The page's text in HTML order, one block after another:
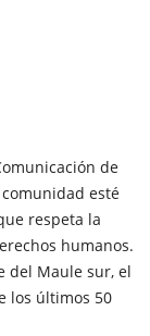
de
esté
respeta la
humanos.
del Maule sur, el
los últimos 50